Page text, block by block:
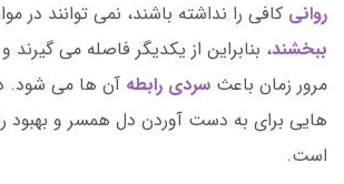
روانی کافی را نداشته باشند، نمی توانند در
ببخشند، بنابراین از یکدیگر فاصله می گیرند
مرور زمان باعث سردی رابطه آن ها می شود.
هایی برای به دست آوردن دل همسر و بهبود
است.